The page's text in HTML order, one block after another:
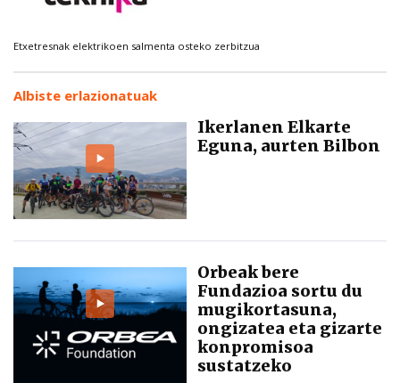
Etxetresnak elektrikoen salmenta osteko zerbitzua
Albiste erlazionatuak
Ikerlanen Elkarte
Eguna, aurten Bilbon
Orbeak bere
Fundazioa sortu du
mugikortasuna,
ongizatea eta gizarte
konpromisoa
sustatzeko